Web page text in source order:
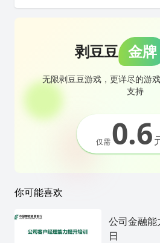
剥豆豆 金牌
无限剥豆豆游戏，更详尽的游
支持
仅需0.6
你可能喜欢
公司金融
日